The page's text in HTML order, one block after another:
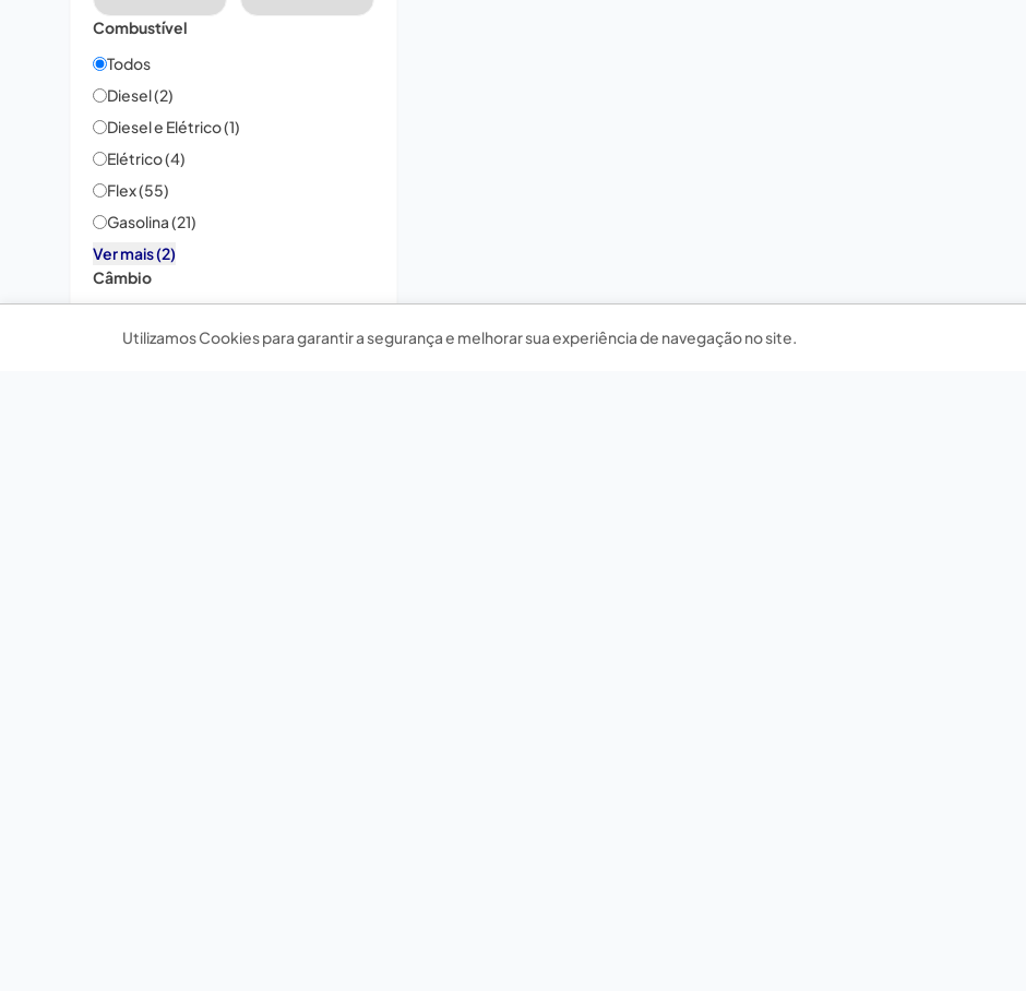
Combustível
Todos
Diesel (2)
Diesel e Elétrico (1)
Elétrico (4)
Flex (55)
Gasolina (21)
Ver mais (2)
Câmbio
Automatizado (1)
Utilizamos Cookies para garantir a segurança e melhorar sua experiência de navegação no site.